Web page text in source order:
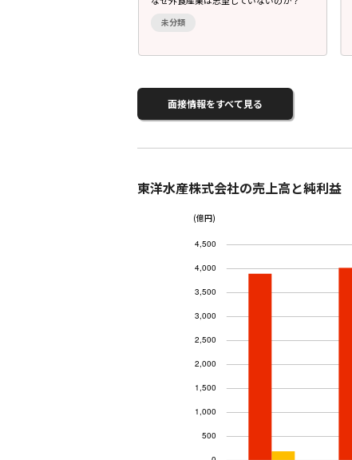
未分類
面接情報をすべて見る
東洋水産株式会社の売上高と純利益
(億円)